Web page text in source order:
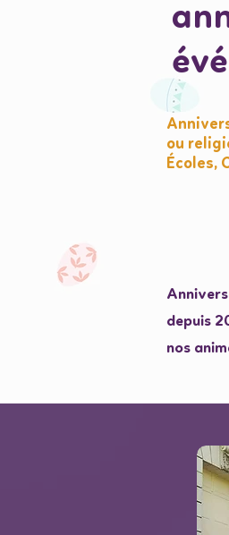
ou
Écoles,
depuis
nos